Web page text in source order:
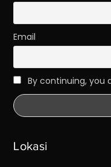
Email
By continuing, you
Lokasi